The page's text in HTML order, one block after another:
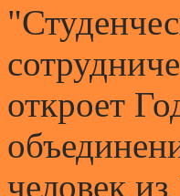
откроет
человек из